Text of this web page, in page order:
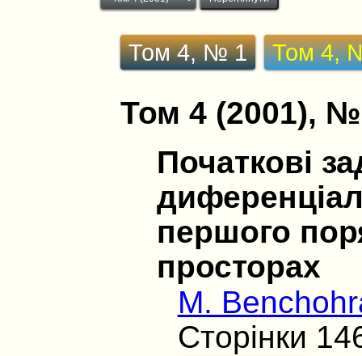
Том 4, № 1 Том 4,
Том 4 (2001),
Початкові
першого
просторах
M.
Сторінки